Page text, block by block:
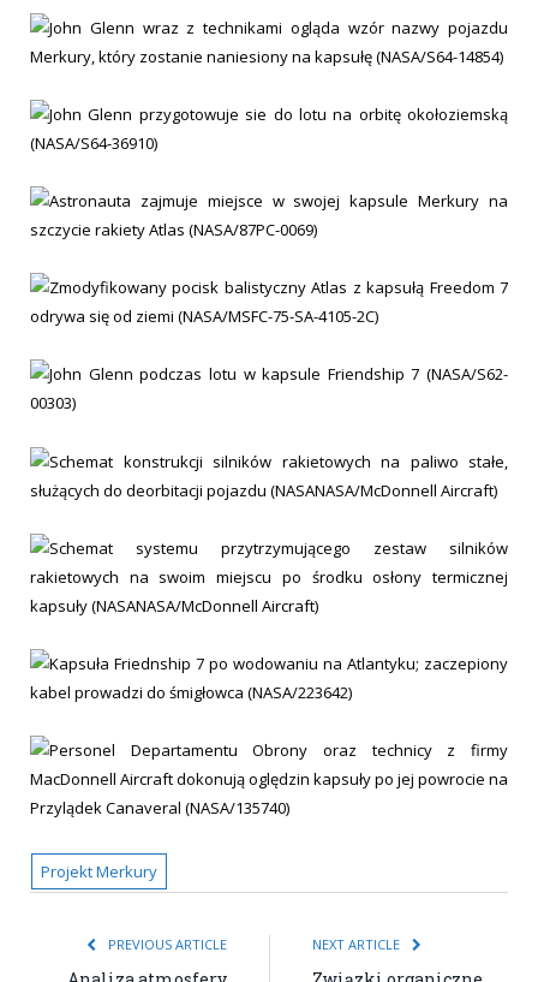
Projekt Merkury
PREVIOUS ARTICLE NEXT ARTICLE